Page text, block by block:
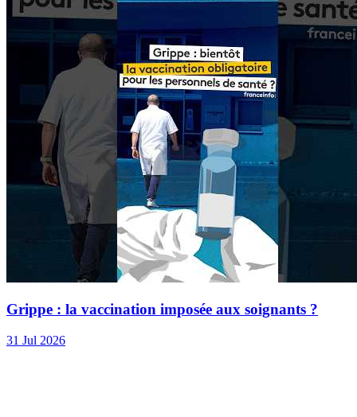
Grippe : la vaccination imposée aux soignants ?
31 Jul 2026